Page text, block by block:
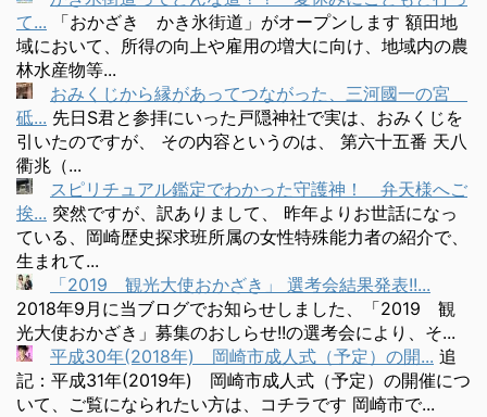
て...
「おかざき かき氷街道」がオープンします 額田地
域において、所得の向上や雇用の増大に向け、地域内の農
林水産物等...
おみくじから縁があってつながった、三河國一の宮
砥... 先日S君と参拝にいった戸隠神社で実は、おみくじを
引いたのですが、 その内容というのは、 第六十五番 天八
衢兆（...
スピリチュアル鑑定でわかった守護神！ 弁天様へご
挨... 突然ですが、訳ありまして、 昨年よりお世話になっ
ている、岡崎歴史探求班所属の女性特殊能力者の紹介で、
生まれて...
「2019 観光大使おかざき」 選考会結果発表!!...
2018年9月に当ブログでお知らせしました、「2019 観
光大使おかざき」募集のおしらせ!!の選考会により、そ...
平成30年(2018年) 岡崎市成人式（予定）の開... 追
記：平成31年(2019年) 岡崎市成人式（予定）の開催につ
いて、ご覧になられたい方は、コチラです 岡崎市で...